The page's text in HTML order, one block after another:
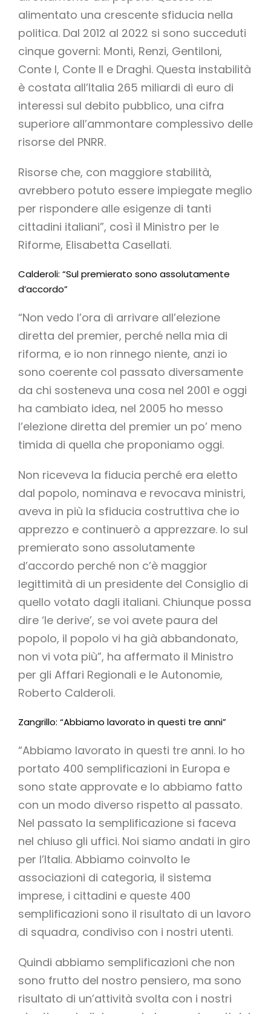
alimentato una crescente sfiducia nella
politica. Dal 2012 al 2022 si sono succeduti
cinque governi: Monti, Renzi, Gentiloni,
Conte I, Conte II e Draghi. Questa instabilità
è costata all’Italia 265 miliardi di euro di
interessi sul debito pubblico, una cifra
superiore all’ammontare complessivo delle
risorse del PNRR.
Risorse che, con maggiore stabilità,
avrebbero potuto essere impiegate meglio
per rispondere alle esigenze di tanti
cittadini italiani”, così il Ministro per le
Riforme, Elisabetta Casellati.
Calderoli: “Sul premierato sono assolutamente
d’accordo”
“Non vedo l’ora di arrivare all’elezione
diretta del premier, perché nella mia di
riforma, e io non rinnego niente, anzi io
sono coerente col passato diversamente
da chi sosteneva una cosa nel 2001 e oggi
ha cambiato idea, nel 2005 ho messo
l’elezione diretta del premier un po’ meno
timida di quella che proponiamo oggi.
Non riceveva la fiducia perché era eletto
dal popolo, nominava e revocava ministri,
aveva in più la sfiducia costruttiva che io
apprezzo e continuerò a apprezzare. Io sul
premierato sono assolutamente
d’accordo perché non c’è maggior
legittimità di un presidente del Consiglio di
quello votato dagli italiani. Chiunque possa
dire ‘le derive’, se voi avete paura del
popolo, il popolo vi ha già abbandonato,
non vi vota più”, ha affermato il Ministro
per gli Affari Regionali e le Autonomie,
Roberto Calderoli.
Zangrillo: “Abbiamo lavorato in questi tre anni”
“Abbiamo lavorato in questi tre anni. Io ho
portato 400 semplificazioni in Europa e
sono state approvate e lo abbiamo fatto
con un modo diverso rispetto al passato.
Nel passato la semplificazione si faceva
nel chiuso gli uffici. Noi siamo andati in giro
per l’Italia. Abbiamo coinvolto le
associazioni di categoria, il sistema
imprese, i cittadini e queste 400
semplificazioni sono il risultato di un lavoro
di squadra, condiviso con i nostri utenti.
Quindi abbiamo semplificazioni che non
sono frutto del nostro pensiero, ma sono
risultato di un’attività svolta con i nostri